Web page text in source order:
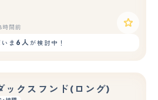
時間前
ま 6人が検討中！
ックスフンド(ロング)